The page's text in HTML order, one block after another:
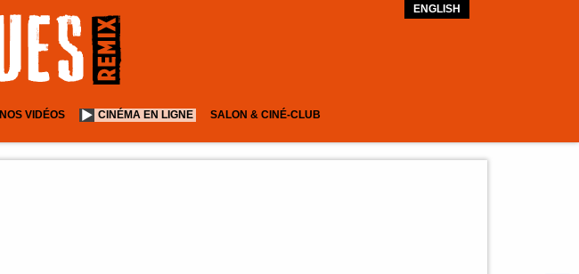
ENGLISH
NOS VIDÉOS CINÉMA EN LIGNE SALON & CINÉ-CLUB